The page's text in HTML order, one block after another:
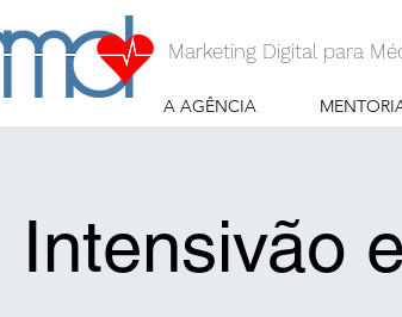
Marketing Digital para
A AGÊNCIA
Intensivão